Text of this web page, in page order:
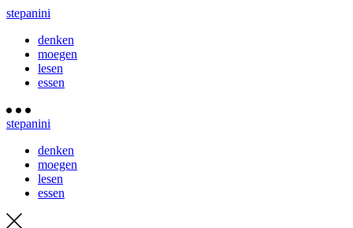
stepanini
denken
moegen
lesen
essen
stepanini
denken
moegen
lesen
essen